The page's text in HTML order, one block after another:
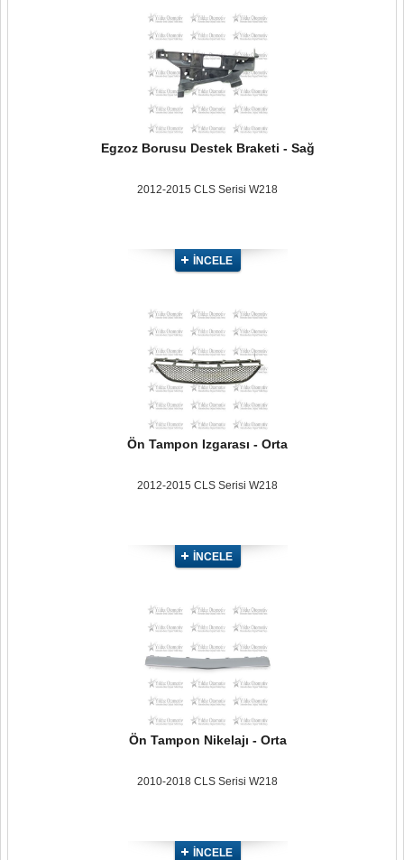
Egzoz Borusu Destek Braketi - Sağ
2012-2015 CLS Serisi W218
İNCELE
Ön Tampon Izgarası - Orta
2012-2015 CLS Serisi W218
İNCELE
Ön Tampon Nikelajı - Orta
2010-2018 CLS Serisi W218
İNCELE